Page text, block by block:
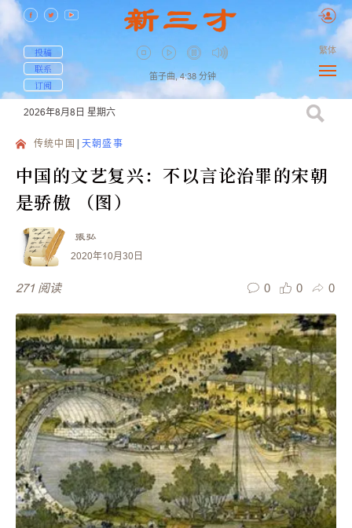
投稿
联系
订阅
笛子曲, 4:38 分钟
繁体
2026年8月8日 星期六
传统中国 天朝盛事
中国的文艺复兴：不以言论治罪的宋朝
是骄傲 （图）
張弘
2020年10月30日
271 阅读 0 0 0